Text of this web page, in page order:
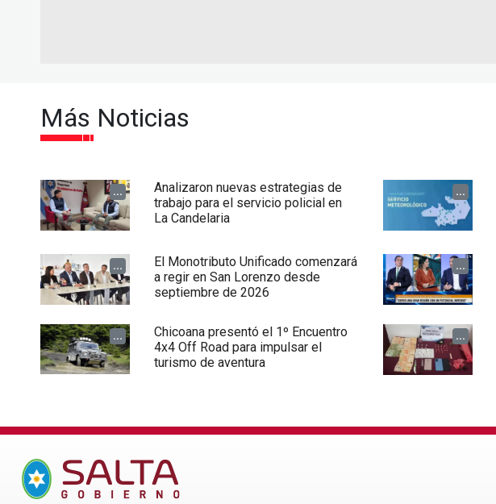
Más Noticias
...
Analizaron nuevas estrategias de
trabajo para el servicio policial en
La Candelaria
...
...
El Monotributo Unificado comenzará
a regir en San Lorenzo desde
septiembre de 2026
...
...
Chicoana presentó el 1º Encuentro
4x4 Off Road para impulsar el
turismo de aventura
...